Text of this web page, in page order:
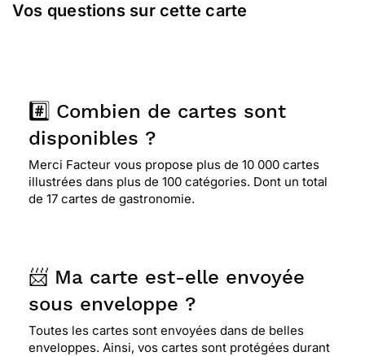
Vos questions sur cette carte
#️⃣ Combien de cartes sont
disponibles ?
Merci Facteur vous propose plus de 10 000 cartes
illustrées dans plus de 100 catégories. Dont un total
de 17 cartes de gastronomie.
📨 Ma carte est-elle envoyée
sous enveloppe ?
Toutes les cartes sont envoyées dans de belles
enveloppes. Ainsi, vos cartes sont protégées durant